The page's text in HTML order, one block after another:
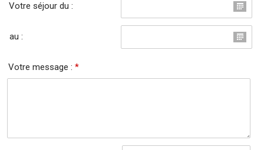
Votre séjour du :
au :
Votre message :*